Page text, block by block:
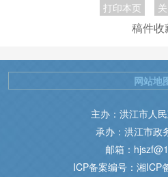
打印本页
稿件收
主办：洪江市人
承办：洪江市政
邮箱：
ICP备案编号：湘ICP
网站地